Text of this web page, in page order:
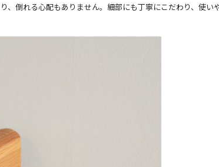
倒れる心配もありません。細部にも丁寧にこだわり、使い